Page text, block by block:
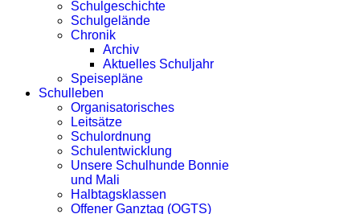
Schulgeschichte
Schulgelände
Chronik
Archiv
Aktuelles Schuljahr
Speisepläne
Schulleben
Organisatorisches
Leitsätze
Schulordnung
Schulentwicklung
Unsere Schulhunde Bonnie
und Mali
Halbtagsklassen
Offener Ganztag (OGTS)